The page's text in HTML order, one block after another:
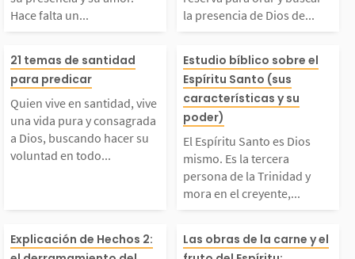
el versículo...que estuvo
a...
y su amor. Hace falt
un avivamiento, un
espiritual m
en el que cada
Hace falta un...
buscar la
Dios de forma
l. Tomar
escuchar a
la presencia de Dios de...
vive en santida
vive una vida pura
consagrada a Dios,
hacer su vol
en todo moment
21 temas de santidad
para predicar
Quien vive en santidad, vive
una vida pura y consagrada
a Dios, buscando hacer su
voluntad en todo...
El Espíritu
ios mismo. Es
ra persona de
dad y mora en
ente,
Estudio bíblico sobre el
Espíritu Santo (sus
características y su
poder)
El Espíritu Santo es Dios
mismo. Es la tercera
persona de la Trinidad y
mora en el creyente,...
2 relata el Pe
Explicación de Hechos 2:
La diferencia
Las obras de la carne y el